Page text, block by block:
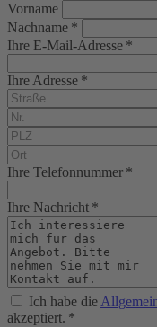
Vorname
Nachname *
Ihre E-Mail-Adresse *
Ihre Adresse *
Ihre Telefonnummer *
Ihre Nachricht *
Ich habe die
akzeptiert. *